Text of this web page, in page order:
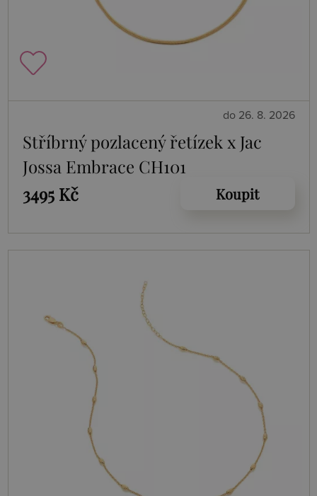
do 26. 8. 2026
Stříbrný pozlacený řetízek x Jac
Jossa Embrace CH101
3495 Kč
Koupit